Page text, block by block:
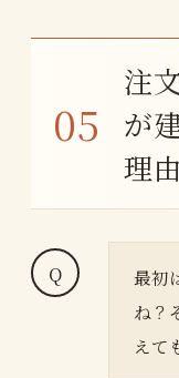
注
が
理由
最初
ね？
えて